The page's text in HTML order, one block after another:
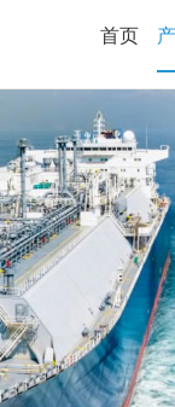
首页